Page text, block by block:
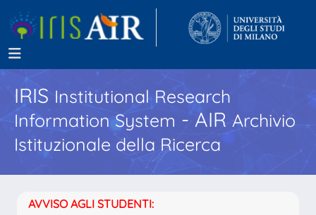
IRISInstitutional Research
Information System - AIR Archivio
Istituzionale della Ricerca
AVVISO AGLI STUDENTI: